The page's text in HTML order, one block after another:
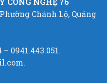
Chánh Lộ, Quảng
– 0941.443.051.